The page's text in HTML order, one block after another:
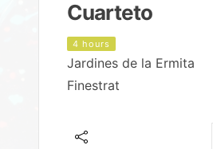
Cuarteto
4 hours
Jardines de la Ermita
Finestrat